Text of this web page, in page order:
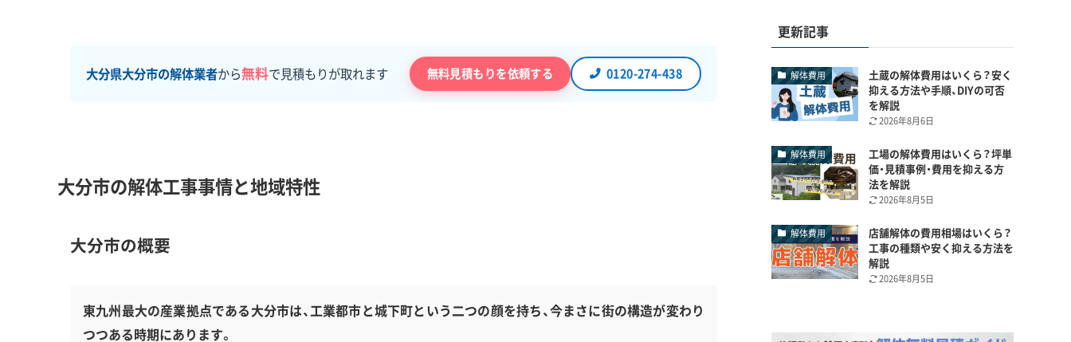
大分県大分市の解体業者から無料で見積もりが取れます 無料見積もりを依頼する 0120-274-438
大分市の解体工事事情と地域特性
大分市の概要
東九州最大の産業拠点である大分市は、工業都市と城下町という二つの顔を持ち、今まさに街の構造が変わり
つつある時期にあります。
更新記事
解体費用
土蔵の解体費用はいくら？安く
抑える方法や手順、DIYの可否
を解説
2026年8月6日
解体費用
工場の解体費用はいくら？坪単
価・見積事例・費用を抑える方
法を解説
2026年8月5日
解体費用
店舗解体の費用相場はいくら？
工事の種類や安く抑える方法を
解説
2026年8月5日